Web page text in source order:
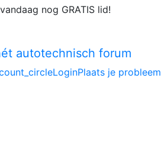
nog GRATIS lid!
Plaats je probleem
Login